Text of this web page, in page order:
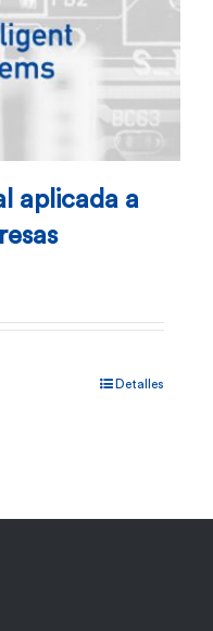
aplicada a
Detalles